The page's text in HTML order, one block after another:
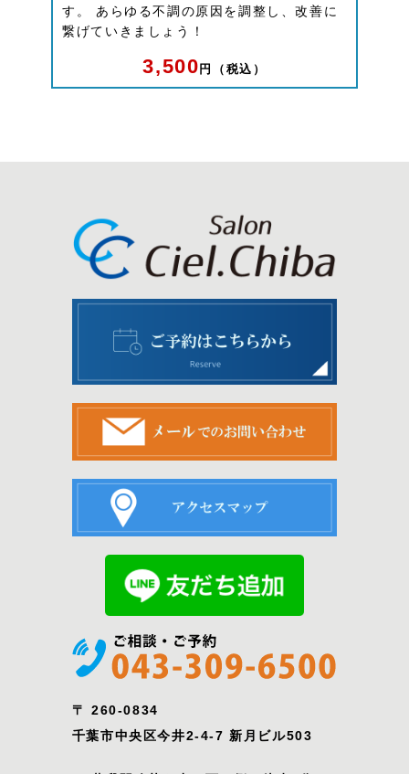
す。 あらゆる不調の原因を調整し、改善に
繋げていきましょう！
3,500円（税込）
〒 260-0834
千葉市中央区今井2-4-7 新月ビル503